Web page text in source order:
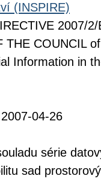
(INSPIRE)
2007/
THE COUNCIL
Information in
2007-04-26
série
sad